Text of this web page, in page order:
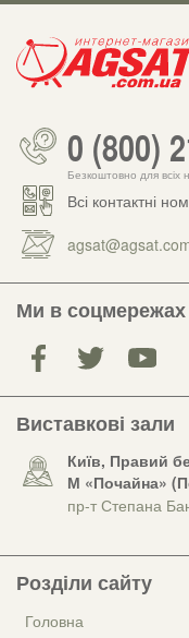
0 (800)
Безкоштовно для всіх
Всі контактні
Ми в соцмережах
Виставкові зали
Київ, Правий
М «Почайна»
пр-т Степана
Розділи сайту
Головна